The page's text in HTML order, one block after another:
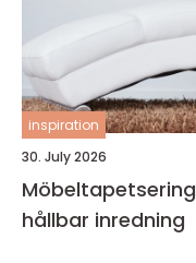
inspiration
30. July 2026
Möbeltapetsering kunskap, hantverk och
hållbar inredning